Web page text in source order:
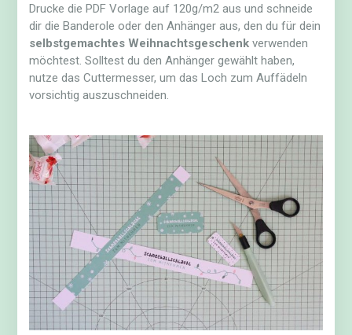
Drucke die PDF Vorlage auf 120g/m2 aus und schneide
dir die Banderole oder den Anhänger aus, den du für dein
selbstgemachtes Weihnachtsgeschenk verwenden
möchtest. Solltest du den Anhänger gewählt haben,
nutze das Cuttermesser, um das Loch zum Auffädeln
vorsichtig auszuschneiden.